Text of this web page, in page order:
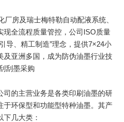
厂房及瑞士梅特勒自动配液系统、
现全流程质量管控，公司ISO质量
导、精工制造”理念，提供7×24小
及亚洲多国，成为防伪油墨行业技
刮墨采购
司的主营业务是各类印刷油墨的研
于环保型和功能型特种油墨。其产
几大类：